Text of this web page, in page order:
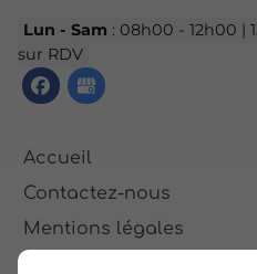
Lun - Sam : 08h00 - 12h00 |
sur RDV
Accueil
Contactez-nous
Mentions légales